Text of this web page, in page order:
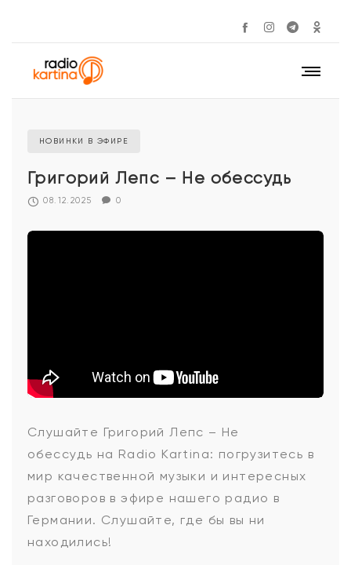
НОВИНКИ В ЭФИРЕ
Григорий Лепс – Не обессудь
08.12.2025 0
Григорий
Лепс
-
Слушайте Григорий Лепс – Не
обессудь на Radio Kartina: погрузитесь в
мир качественной музыки и интересных
разговоров в эфире нашего радио в
Германии. Слушайте, где бы вы ни
находились!